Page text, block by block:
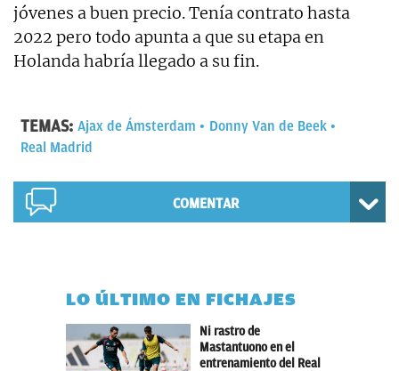
jóvenes a buen precio. Tenía contrato hasta
2022 pero todo apunta a que su etapa en
Holanda habría llegado a su fin.
TEMAS: Ajax de Ámsterdam
Donny Van de Beek
Real Madrid
COMENTAR
LO ÚLTIMO EN FICHAJES
Ni rastro de
Mastantuono en el
entrenamiento del Real